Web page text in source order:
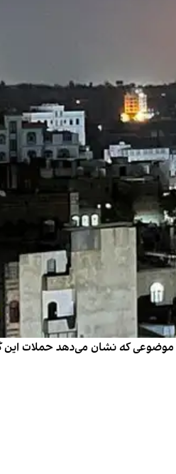
که نشان می‌دهد حملات این